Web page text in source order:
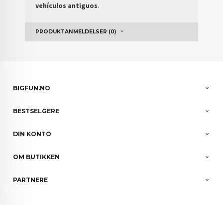
vehículos antiguos.
PRODUKTANMELDELSER (0)
BIGFUN.NO
BESTSELGERE
DIN KONTO
OM BUTIKKEN
PARTNERE